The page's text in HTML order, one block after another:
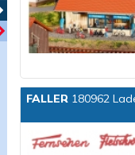
FALLER 180962